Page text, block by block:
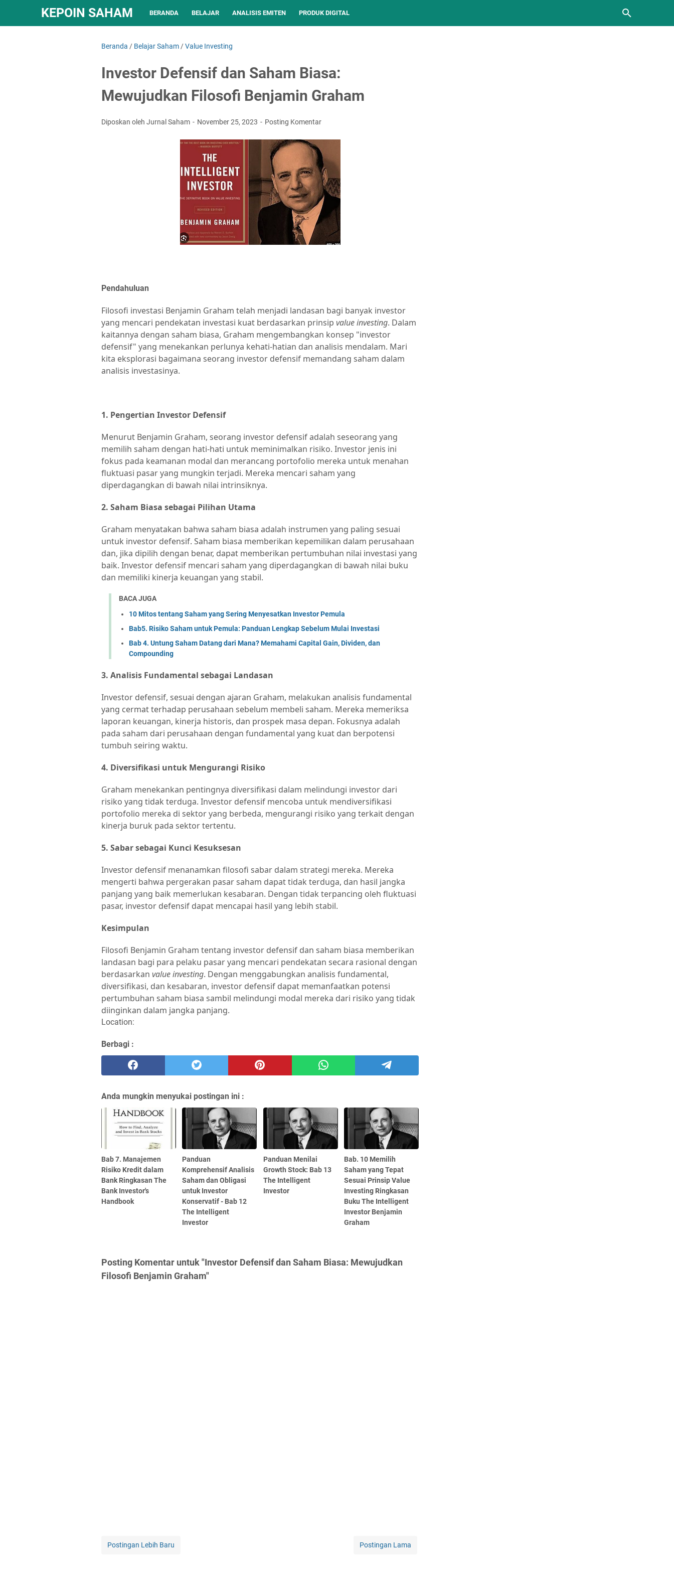
KEPOIN SAHAM BERANDA BELAJAR ANALISIS EMITEN PRODUK DIGITAL
Beranda / Belajar Saham /Value Investing
Investor Defensif dan Saham Biasa:
Mewujudkan Filosofi Benjamin Graham
Diposkan oleh Jurnal Saham November 25, 2023 Posting Komentar
Pendahuluan
Filosofi investasi Benjamin Graham telah menjadi landasan bagi banyak investor
yang mencari pendekatan investasi kuat berdasarkan prinsip value investing. Dalam
kaitannya dengan saham biasa, Graham mengembangkan konsep "investor
defensif" yang menekankan perlunya kehati-hatian dan analisis mendalam. Mari
kita eksplorasi bagaimana seorang investor defensif memandang saham dalam
analisis investasinya.
1. Pengertian Investor Defensif
Menurut Benjamin Graham, seorang investor defensif adalah seseorang yang
memilih saham dengan hati-hati untuk meminimalkan risiko. Investor jenis ini
fokus pada keamanan modal dan merancang portofolio mereka untuk menahan
fluktuasi pasar yang mungkin terjadi. Mereka mencari saham yang
diperdagangkan di bawah nilai intrinsiknya.
2. Saham Biasa sebagai Pilihan Utama
Graham menyatakan bahwa saham biasa adalah instrumen yang paling sesuai
untuk investor defensif. Saham biasa memberikan kepemilikan dalam perusahaan
dan, jika dipilih dengan benar, dapat memberikan pertumbuhan nilai investasi yang
baik. Investor defensif mencari saham yang diperdagangkan di bawah nilai buku
dan memiliki kinerja keuangan yang stabil.
BACA JUGA
10 Mitos tentang Saham yang Sering Menyesatkan Investor Pemula
Bab5. Risiko Saham untuk Pemula: Panduan Lengkap Sebelum Mulai Investasi
Bab 4. Untung Saham Datang dari Mana? Memahami Capital Gain, Dividen, dan
Compounding
3. Analisis Fundamental sebagai Landasan
Investor defensif, sesuai dengan ajaran Graham, melakukan analisis fundamental
yang cermat terhadap perusahaan sebelum membeli saham. Mereka memeriksa
laporan keuangan, kinerja historis, dan prospek masa depan. Fokusnya adalah
pada saham dari perusahaan dengan fundamental yang kuat dan berpotensi
tumbuh seiring waktu.
4. Diversifikasi untuk Mengurangi Risiko
Graham menekankan pentingnya diversifikasi dalam melindungi investor dari
risiko yang tidak terduga. Investor defensif mencoba untuk mendiversifikasi
portofolio mereka di sektor yang berbeda, mengurangi risiko yang terkait dengan
kinerja buruk pada sektor tertentu.
5. Sabar sebagai Kunci Kesuksesan
Investor defensif menanamkan filosofi sabar dalam strategi mereka. Mereka
mengerti bahwa pergerakan pasar saham dapat tidak terduga, dan hasil jangka
panjang yang baik memerlukan kesabaran. Dengan tidak terpancing oleh fluktuasi
pasar, investor defensif dapat mencapai hasil yang lebih stabil.
Kesimpulan
Filosofi Benjamin Graham tentang investor defensif dan saham biasa memberikan
landasan bagi para pelaku pasar yang mencari pendekatan secara rasional dengan
berdasarkan value investing. Dengan menggabungkan analisis fundamental,
diversifikasi, dan kesabaran, investor defensif dapat memanfaatkan potensi
pertumbuhan saham biasa sambil melindungi modal mereka dari risiko yang tidak
diinginkan dalam jangka panjang.
Location:
Berbagi :
Anda mungkin menyukai postingan ini :
Bab 7. Manajemen
Risiko Kredit dalam
Bank Ringkasan The
Bank Investor's
Handbook
Panduan
Komprehensif Analisis
Saham dan Obligasi
untuk Investor
Konservatif - Bab 12
The Intelligent
Investor
Panduan Menilai
Growth Stock: Bab 13
The Intelligent
Investor
Bab. 10 Memilih
Saham yang Tepat
Sesuai Prinsip Value
Investing Ringkasan
Buku The Intelligent
Investor Benjamin
Graham
Posting Komentar untuk "Investor Defensif dan Saham Biasa: Mewujudkan
Filosofi Benjamin Graham"
Postingan Lebih Baru Postingan Lama